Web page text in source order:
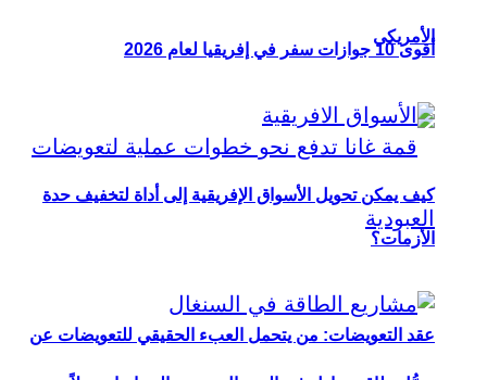
الأمريكي
عقد التعويضات: من يتحمل العبء الحقيقي للتعويضات عن
أقوى 10 جوازات سفر في إفريقيا لعام 2026
كيف يمكن تحويل الأسواق الإفريقية إلى أداة لتخفيف حدة
الأزمات؟